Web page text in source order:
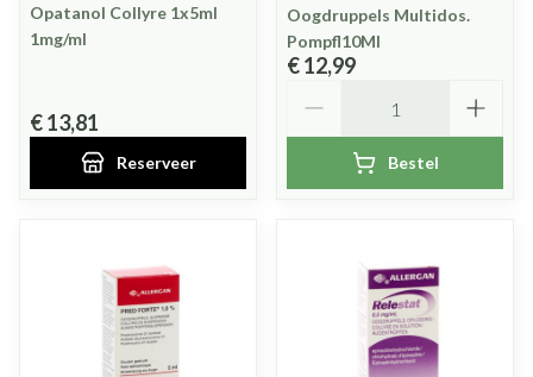
Opatanol Collyre 1x5ml
1mg/ml
€ 13,81
Reserveer
Oogdruppels Multidos.
Pompfl10Ml
€ 12,99
Bestel